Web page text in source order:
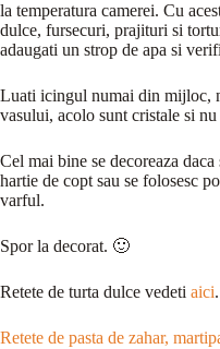
la temperatura camerei. Cu
dulce, fursecuri, prajituri si
adaugati un strop de apa si
Luati icingul numai din mijloc,
vasului, acolo sunt cristale si
Cel mai bine se decoreaza
hartie de copt sau se folosesc
varful.
Spor la decorat. 🙂
Retete de turta dulce vedeti aici.
Retete de pasta de zahar,